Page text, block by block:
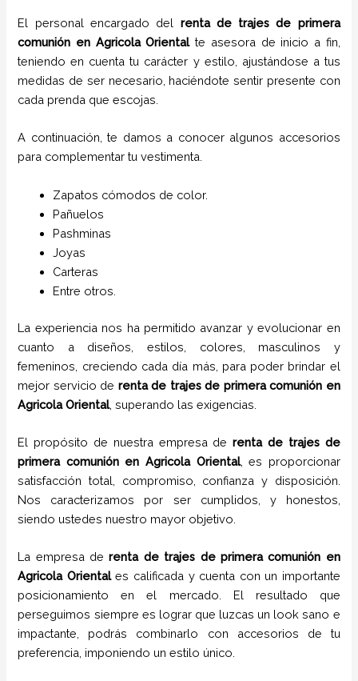
El personal encargado del renta de trajes de primera
comunión en Agricola Orientalte asesora de inicio a fin,
teniendo en cuenta tu carácter y estilo, ajustándose a tus
medidas de ser necesario, haciéndote sentir presente con
cada prenda que escojas.
A continuación, te damos a conocer algunos accesorios
para complementar tu vestimenta.
Zapatos cómodos de color.
Pañuelos
Pashminas
Joyas
Carteras
Entre otros.
La experiencia nos ha permitido avanzar y evolucionar en
cuanto a diseños, estilos, colores, masculinos y
femeninos, creciendo cada día más, para poder brindar el
mejor servicio de renta de trajes de primera comunión en
Agricola Oriental, superando las exigencias.
El propósito de nuestra empresa derenta de trajes de
primera comunión en Agricola Oriental, es proporcionar
satisfacción total, compromiso, confianza y disposición.
Nos caracterizamos por ser cumplidos, y honestos,
siendo ustedes nuestro mayor objetivo.
La empresa derenta de trajes de primera comunión en
Agricola Oriental es calificada y cuenta con un importante
posicionamiento en el mercado. El resultado que
perseguimos siempre es lograr que luzcas un look sano e
impactante, podrás combinarlo con accesorios de tu
preferencia, imponiendo un estilo único.